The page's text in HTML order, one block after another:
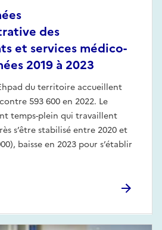
des
et services médico-
2019 à 2023
du territoire accueillent
593 600 en 2022. Le
temps-plein qui travaillent
s’être stabilisé entre 2020 et
baisse en 2023 pour s’établir